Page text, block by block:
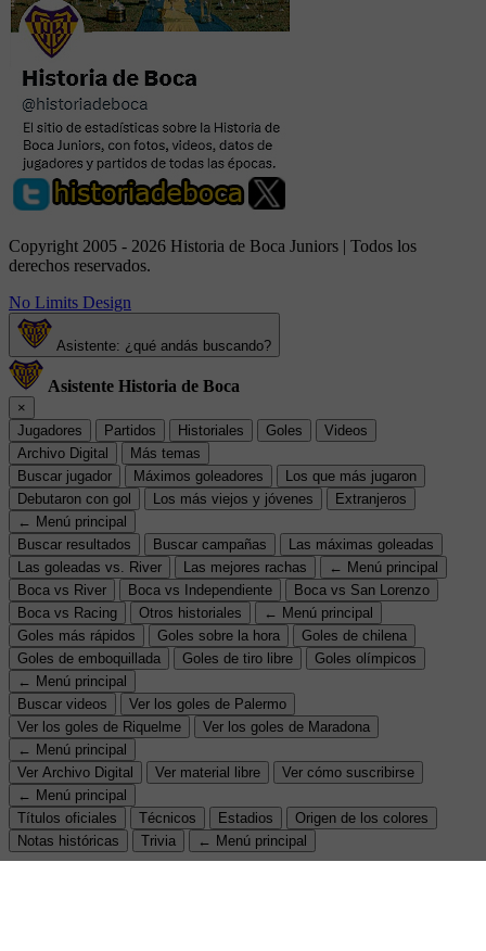
Copyright 2005 - 2026 Historia de Boca Juniors | Todos los
derechos reservados.
No Limits Design
Asistente: ¿qué andás buscando?
Asistente Historia de Boca
×
Jugadores
Partidos Historiales Goles
Videos
Archivo Digital
Más temas
Buscar jugador
Máximos goleadores
Los que más jugaron
Debutaron con gol
Los más viejos y jóvenes
Extranjeros
← Menú principal
Buscar resultados
Buscar campañas
Las máximas goleadas
Las goleadas vs. River
Las mejores rachas
← Menú principal
Boca vs River
Boca vs Independiente
Boca vs San Lorenzo
Boca vs Racing
Otros historiales
← Menú principal
Goles más rápidos
Goles sobre la hora
Goles de chilena
Goles de emboquillada
Goles de tiro libre
Goles olímpicos
← Menú principal
Buscar videos
Ver los goles de Palermo
Ver los goles de Riquelme
Ver los goles de Maradona
← Menú principal
Ver Archivo Digital
Ver material libre
Ver cómo suscribirse
← Menú principal
Títulos oficiales
Técnicos Estadios
Origen de los colores
Notas históricas
Trivia ← Menú principal